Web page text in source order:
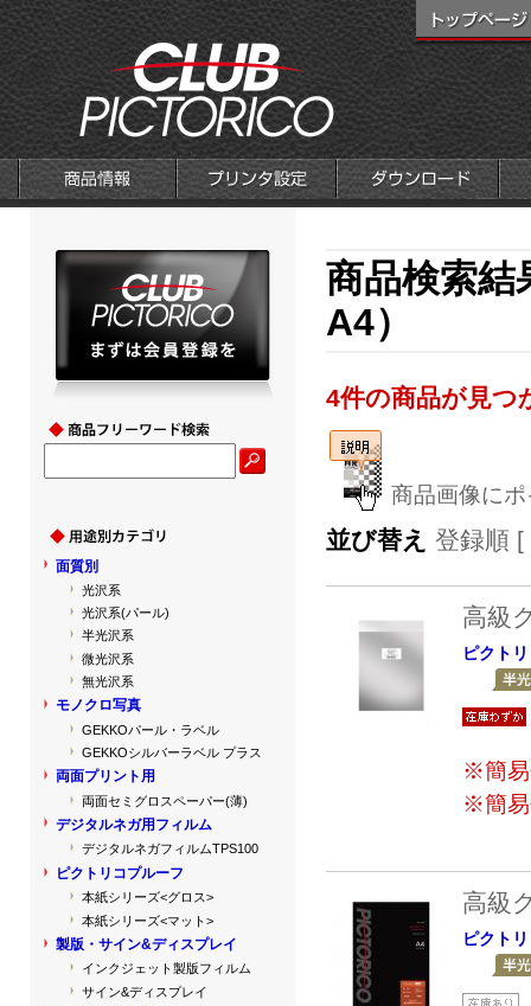
商品検索結
A4）
4件の商品が見つ
商品画像に
並び替え 登録順 [
高級
ピクト
※簡易
※簡易
高級
ピクト
面質別
光沢系
光沢系(パール)
半光沢系
微光沢系
無光沢系
モノクロ写真
GEKKOパール・ラベル
GEKKOシルバーラベル プラス
両面プリント用
両面セミグロスペーパー(薄)
デジタルネガ用フィルム
デジタルネガフィルムTPS100
ピクトリコプルーフ
本紙シリーズ<グロス>
本紙シリーズ<マット>
製版・サイン&ディスプレイ
インクジェット製版フィルム
サイン&ディスプレイ